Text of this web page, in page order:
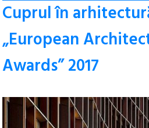
Cuprul în
„European
Awards” 2017